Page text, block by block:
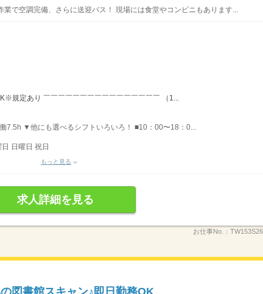
で空調完備、さらに送迎バス！ 現場には食堂やコンビニもあります...
規定あり ￣￣￣￣￣￣￣￣￣￣￣￣￣￣￣￣ （1...
7.5h ▼他にも選べるシフトいろいろ！ ■10：00〜18：0...
日曜日 祝日
もっと見る
求人詳細を見る
お仕事No.：
図書館スキャン♪即日勤務OK